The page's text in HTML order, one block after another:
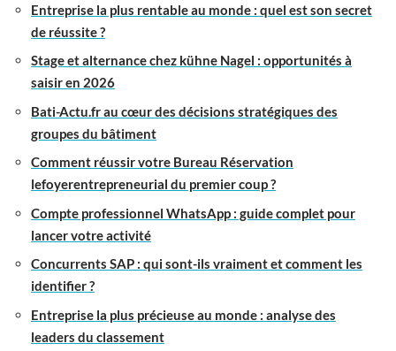
Entreprise la plus rentable au monde : quel est son secret
de réussite ?
Stage et alternance chez kühne Nagel : opportunités à
saisir en 2026
Bati-Actu.fr au cœur des décisions stratégiques des
groupes du bâtiment
Comment réussir votre Bureau Réservation
lefoyerentrepreneurial du premier coup ?
Compte professionnel WhatsApp : guide complet pour
lancer votre activité
Concurrents SAP : qui sont-ils vraiment et comment les
identifier ?
Entreprise la plus précieuse au monde : analyse des
leaders du classement